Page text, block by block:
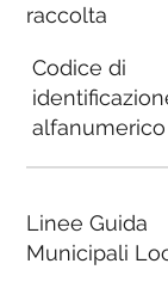
raccolta
Codice di
alfanumerico
Linee Guida
Municipali